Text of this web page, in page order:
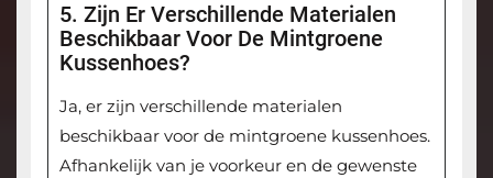
5. Zijn Er Verschillende Materialen
Beschikbaar Voor De Mintgroene
Kussenhoes?
Ja, er zijn verschillende materialen
beschikbaar voor de mintgroene kussenhoes.
Afhankelijk van je voorkeur en de gewenste